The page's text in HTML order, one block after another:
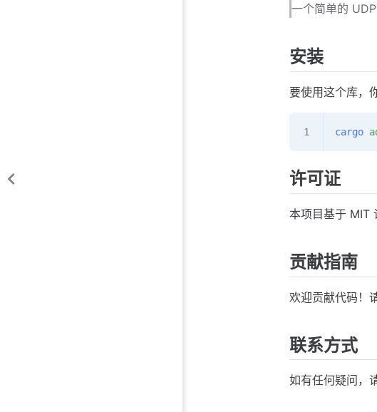
一个简单的
安装
要使用这个库，
cargo
许可证
本项目基于 MIT
贡献指南
欢迎贡献代码！
联系方式
如有任何疑问，